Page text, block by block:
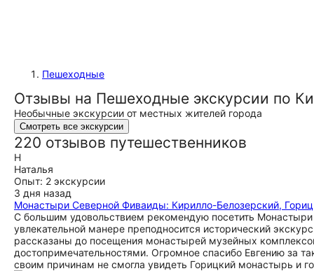
Пешеходные
Отзывы на Пешеходные экскурсии по
Необычные экскурсии от местных жителей города
Смотреть все экскурсии
220 отзывов путешественников
Н
Наталья
Опыт: 2 экскурсии
3 дня назад
Монастыри Северной Фиваиды: Кирилло-Белозерский,
С большим удовольствием рекомендую посетить
увлекательной манере преподносится исторический
рассказаны до посещения монастырей музейных
достопримечательностями. Огромное спасибо Евгению за
своим причинам не смогла увидеть Горицкий монастырь и